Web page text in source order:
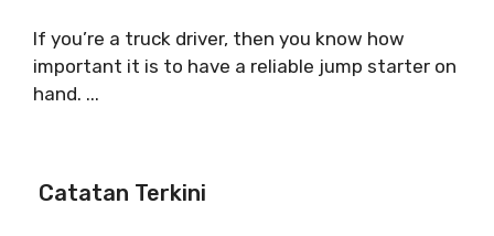
If you’re a truck driver, then you know how
important it is to have a reliable jump starter on
hand. ...
Catatan Terkini